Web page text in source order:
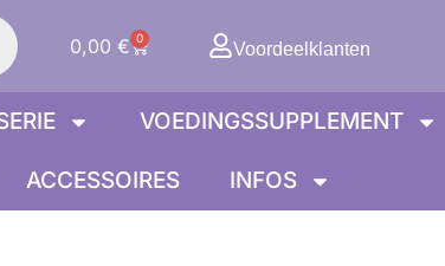
0,00 € 0
WinkelwagenVoordeelklanten
VOEDINGSSUPPLEMENT
ACCESSOIRES INFOS